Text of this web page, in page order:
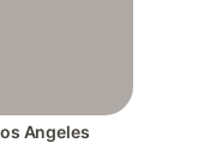
Angeles